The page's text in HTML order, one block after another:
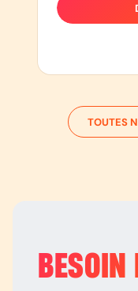
TOUTES
BESOIN